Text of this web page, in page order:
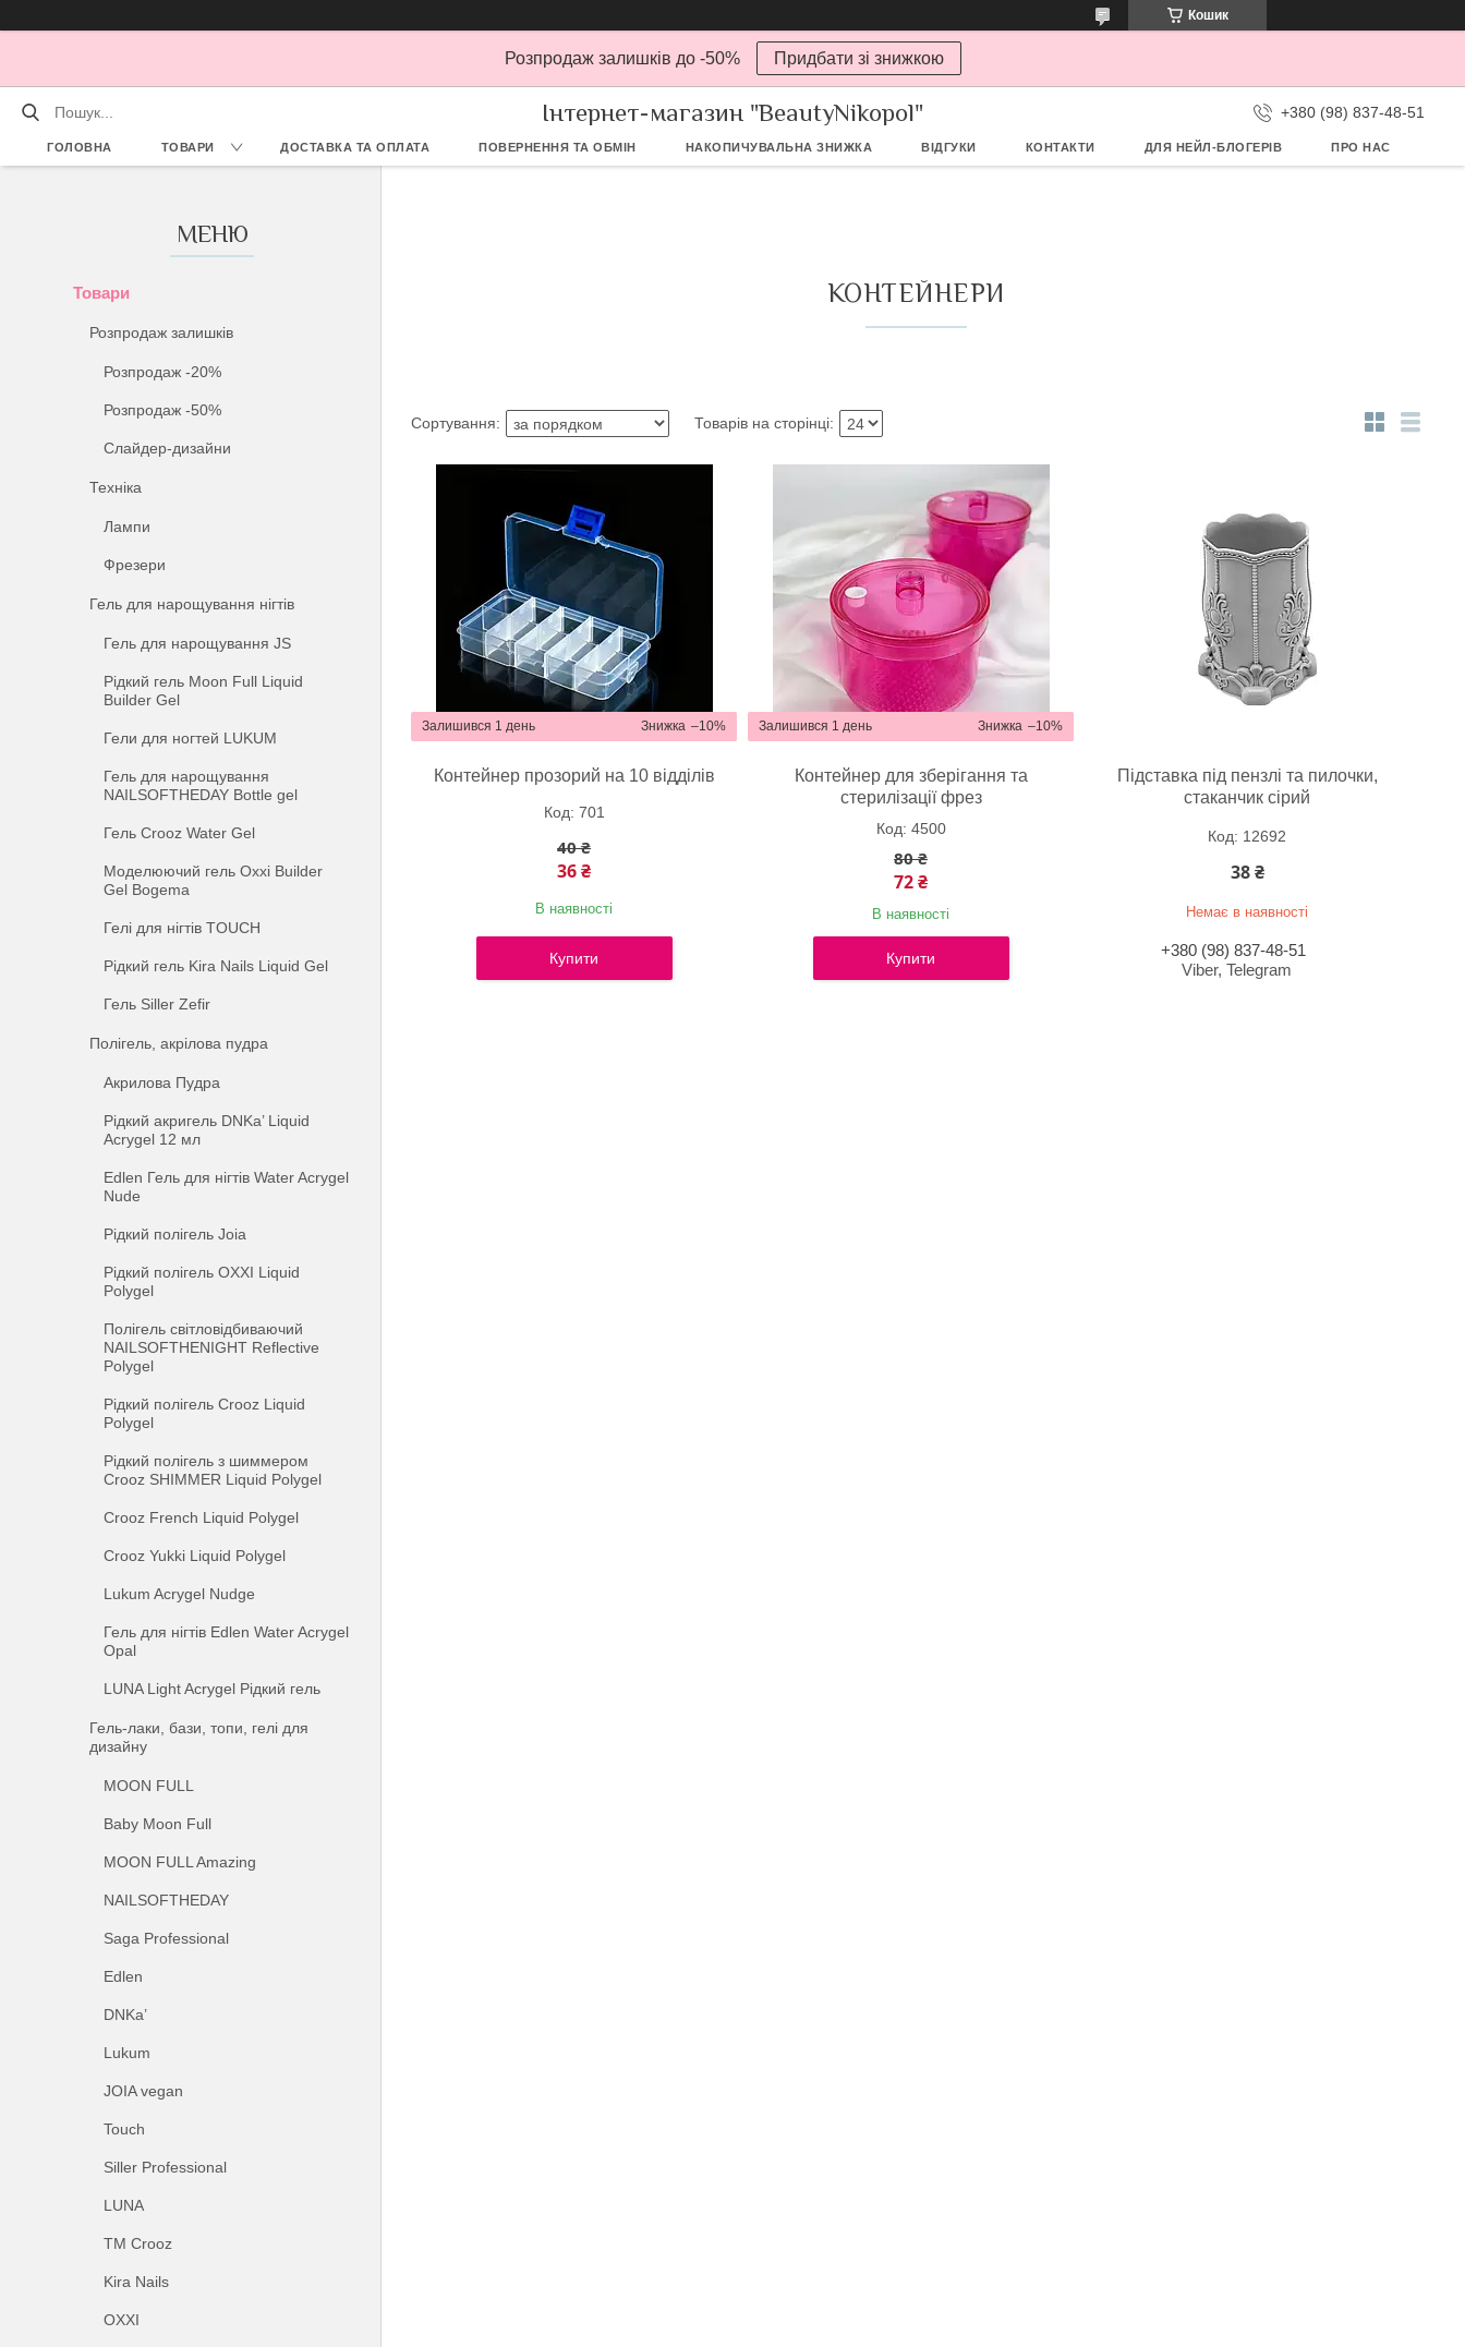
Кошик
Розпродаж залишків до -50% Придбати зі знижкою
Інтернет-магазин "BeautyNikopol" +380 (98) 837-48-51
ГОЛОВНА ТОВАРИ ДОСТАВКА ТА ОПЛАТА ПОВЕРНЕННЯ ТА ОБМІН НАКОПИЧУВАЛЬНА ЗНИЖКА ВІДГУКИ КОНТАКТИ ДЛЯ НЕЙЛ-БЛОГЕРІВ ПРО НАС
Товари
Розпродаж залишків
Розпродаж -20%
Розпродаж -50%
Слайдер-дизайни
Техніка
Лампи
Фрезери
Гель для нарощування нігтів
Гель для нарощування JS
Рідкий гель Moon Full Liquid
Builder Gel
Гели для ногтей LUKUM
Гель для нарощування
NAILSOFTHEDAY Bottle gel
Гель Crooz Water Gel
Моделюючий гель Oxxi Builder
Gel Bogema
Гелі для нігтів TOUCH
Рідкий гель Kira Nails Liquid Gel
Гель Siller Zefir
Полігель, акрілова пудра
Акрилова Пудра
Рідкий акригель DNKa’ Liquid
Acrygel 12 мл
Edlen Гель для нігтів Water Acrygel
Nude
Рідкий полігель Joia
Рідкий полігель OXXI Liquid
Polygel
Полігель світловідбиваючий
NAILSOFTHENIGHT Reflective
Polygel
Рідкий полігель Crooz Liquid
Polygel
Рідкий полігель з шиммером
Crooz SHIMMER Liquid Polygel
Crooz French Liquid Polygel
Crooz Yukki Liquid Polygel
Lukum Acrygel Nudge
Гель для нігтів Edlen Water Acrygel
Opal
LUNA Light Acrygel Рідкий гель
Гель-лаки, бази, топи, гелі для
дизайну
MOON FULL
Baby Moon Full
MOON FULL Amazing
NAILSOFTHEDAY
Saga Professional
Edlen
DNKa’
Lukum
JOIA vegan
Touch
Siller Professional
LUNA
ТМ Crooz
Kira Nails
OXXI
КОНТЕЙНЕРИ
–10%
Залишився 1 день
Контейнер прозорий на 10 відділів
701
40 ₴
36 ₴
В наявності
Купити
–10%
Залишився 1 день
Контейнер для зберігання та
стерилізації фрез
4500
80 ₴
72 ₴
В наявності
Купити
Підставка під пензлі та пилочки,
стаканчик сірий
12692
38 ₴
Немає в наявності
+380 (98) 837-48-51
Viber, Telegram